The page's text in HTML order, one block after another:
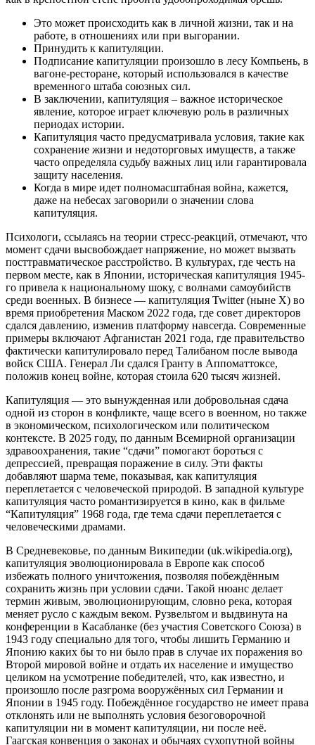
Это может происходить как в личной жизни, так и на
работе, в отношениях или при выгорании.
Принудить к капитуляции.
Подписание капитуляции произошло в лесу Компьень, в
вагоне-ресторане, который использовался в качестве
временного штаба союзных сил.
В заключении, капитуляция – важное историческое
явление, которое играет ключевую роль в различных
периодах истории.
Капитуляция часто предусматривала условия, такие как
сохранение жизни и недоторговых имуществ, а также
часто определяла судьбу важных лиц или гарантировала
защиту населения.
Когда в мире идет полномасштабная война, кажется,
даже на небесах заговорили о значении слова
капитуляция.
Психологи, ссылаясь на теории стресс-реакций, отмечают, что
момент сдачи высвобождает напряжение, но может вызвать
посттравматическое расстройство. В культурах, где честь на
первом месте, как в Японии, историческая капитуляция 1945-
го привела к национальному шоку, с волнами самоубийств
среди военных. В бизнесе — капитуляция Twitter (ныне X) во
время приобретения Маском 2022 года, где совет директоров
сдался давлению, изменив платформу навсегда. Современные
примеры включают Афганистан 2021 года, где правительство
фактически капитулировало перед Талибаном после вывода
войск США. Генерал Ли сдался Гранту в Аппоматтоксе,
положив конец войне, которая стоила 620 тысяч жизней.
Капитуляция — это вынужденная или добровольная сдача
одной из сторон в конфликте, чаще всего в военном, но также
в экономическом, психологическом или политическом
контексте. В 2025 году, по данным Всемирной организации
здравоохранения, такие “сдачи” помогают бороться с
депрессией, превращая поражение в силу. Эти факты
добавляют шарма теме, показывая, как капитуляция
переплетается с человеческой природой. В западной культуре
капитуляция часто романтизируется в кино, как в фильме
“Капитуляция” 1968 года, где тема сдачи переплетается с
человеческими драмами.
В Средневековье, по данным Википедии (uk.wikipedia.org),
капитуляция эволюционировала в Европе как способ
избежать полного уничтожения, позволяя побеждённым
сохранить жизнь при условии сдачи. Такой нюанс делает
термин живым, эволюционирующим, словно река, которая
меняет русло с каждым веком. Рузвельтом и выдвинута на
конференции в Касабланке (без участия Советского Союза) в
1943 году специально для того, чтобы лишить Германию и
Японию каких бы то ни было прав в случае их поражения во
Второй мировой войне и отдать их население и имущество
целиком на усмотрение победителей, что, как известно, и
произошло после разгрома вооружённых сил Германии и
Японии в 1945 году. Побеждённое государство не имеет права
отклонять или не выполнять условия безоговорочной
капитуляции ни в момент капитуляции, ни после неё.
Гаагская конвенция о законах и обычаях сухопутной войны